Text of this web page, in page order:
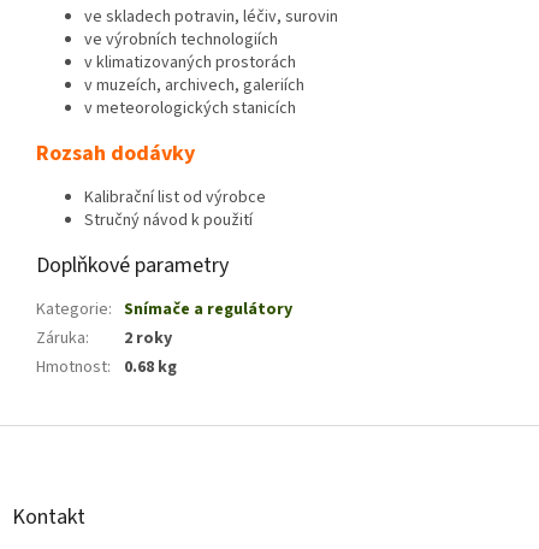
ve skladech potravin, léčiv, surovin
ve výrobních technologiích
v klimatizovaných prostorách
v muzeích, archivech, galeriích
v meteorologických stanicích
Rozsah dodávky
Kalibrační list od výrobce
Stručný návod k použití
Doplňkové parametry
Kategorie: Snímače a regulátory
Záruka:
2 roky
Hmotnost: 0.68 kg
Z
Kontakt